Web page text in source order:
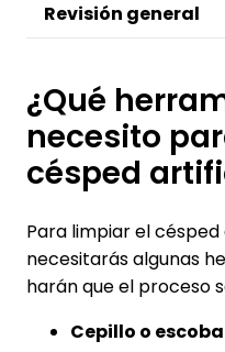
Revisión general
¿Qué
necesito
césped
Para limpiar el
necesitarás algunas
harán que el proceso
Cepillo o